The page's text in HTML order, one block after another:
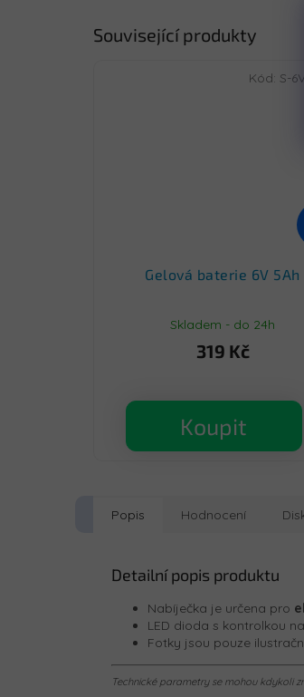
Související produkty
Gelová baterie 6V 5Ah
Skladem - do 24h
319 Kč
Koupit
Kód: S-
Popis Hodnocení
Detailní popis produktu
Nabíječka je určena pro
LED dioda s kontrolkou
Fotky jsou pouze
Technické parametry se mohou kdykoli